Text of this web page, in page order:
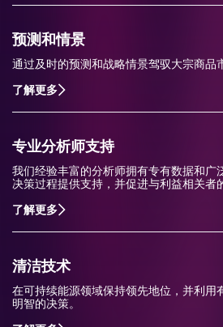
预测和情景
通过及时的预测和战略情景驾驭大宗商品
了解更多
专业分析师支持
我们经验丰富的分析师拥有专有数据和广
决策过程提供支持，并促进与利益相关者
了解更多
清洁技术
在可持续能源领域保持领先地位，并利用
明智的决策。